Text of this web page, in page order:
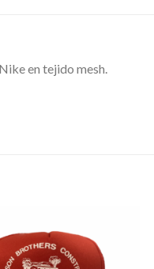
en tejido mesh.